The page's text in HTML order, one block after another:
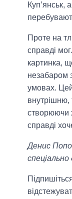
Куп’янськ,
Проте на
справді
картинка,
незабаром
умовах.
внутрішню,
створюючи
справді
Денис
спеціально